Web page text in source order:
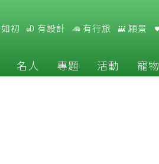
初 有設計 有行旅 願景
名人 專題 活動 寵物